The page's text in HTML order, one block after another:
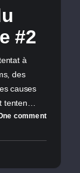
#2
à
des
causes
tenten…
comment